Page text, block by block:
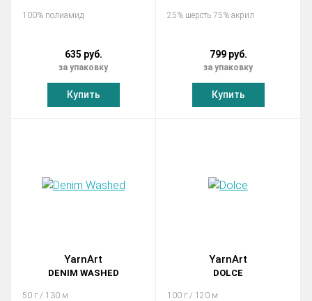
100% полиамид
635 руб.
за упаковку
Купить
25% шерсть 75% акрил
799 руб.
за упаковку
Купить
YarnArt
DENIM WASHED
50 г / 130 м
YarnArt
DOLCE
100 г / 120 м